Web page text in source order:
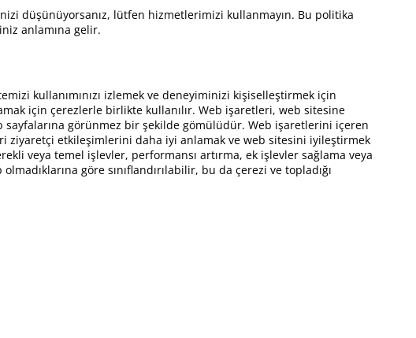
düşünüyorsanız, lütfen hizmetlerimizi kullanmayın. Bu politika
anlamına gelir.
kullanımınızı izlemek ve deneyiminizi kişiselleştirmek için
için çerezlerle birlikte kullanılır. Web işaretleri, web sitesine
görünmez bir şekilde gömülüdür. Web işaretlerini içeren
ziyaretçi etkileşimlerini daha iyi anlamak ve web sitesini iyileştirmek
veya temel işlevler, performansı artırma, ek işlevler sağlama veya
göre sınıflandırılabilir, bu da çerezi ve topladığı